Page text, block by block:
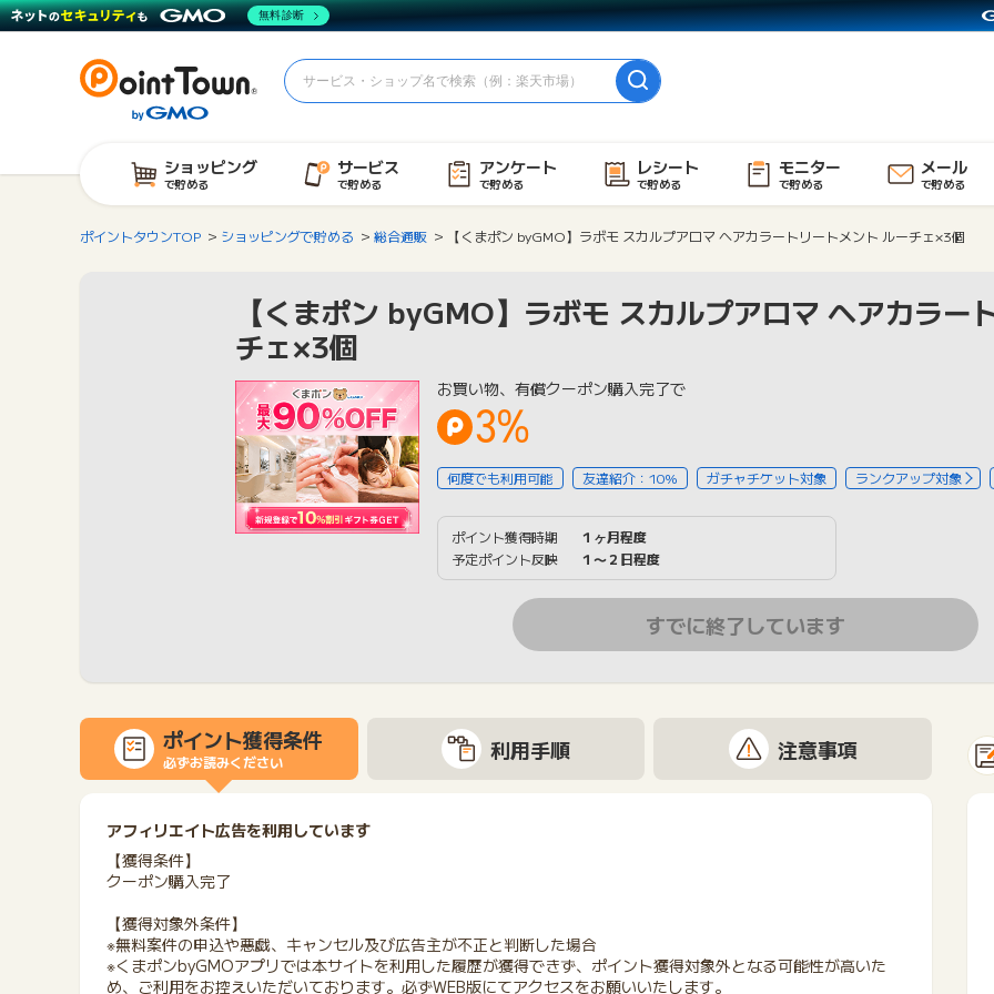
ショッピング
で貯める
サービス
で貯める
アンケート
で貯める
レシート
で貯める
モニター
で貯める
メール
で貯める
ポイントタウンTOP ショッピングで貯める 総合通販 【くまポン byGMO】ラボモ スカルプアロマ ヘアカラートリートメント ルーチェ×3個
【くまポン byGMO】ラボモ スカルプアロマ ヘアカラー
チェ×3個
お買い物、有償クーポン購入完了で
3%
何度でも利用可能 友達紹介：10% ガチャチケット対象 ランクアップ対象
ポイント獲得時期
１ヶ月程度
予定ポイント反映
１〜２日程度
すでに終了しています
ポイント獲得条件
必ずお読みください 利用手順 注意事項
アフィリエイト広告を利用しています
【獲得条件】
クーポン購入完了
【獲得対象外条件】
※無料案件の申込や悪戯、キャンセル及び広告主が不正と判断した場合
※くまポンbyGMOアプリでは本サイトを利用した履歴が獲得できず、ポイント獲得対象外となる可能性が高いた
め、ご利用をお控えいただいております。必ずWEB版にてアクセスをお願いいたします。
無料診断